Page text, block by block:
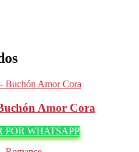
Amor Cora
POR WHATSAPP